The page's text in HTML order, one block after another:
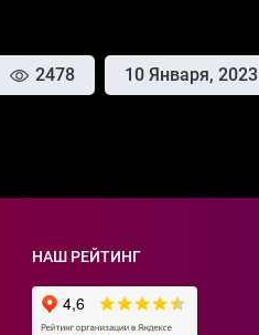
2478 10 Января, 2023
НАШ РЕЙТИНГ